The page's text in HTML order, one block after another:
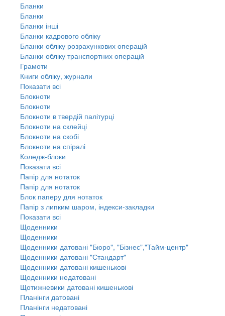
Бланки
Бланки
Бланки інші
Бланки кадрового обліку
Бланки обліку розрахункових операцій
Бланки обліку транспортних операцій
Грамоти
Книги обліку, журнали
Показати всі
Блокноти
Блокноти
Блокноти в твердій палітурці
Блокноти на склейці
Блокноти на скобі
Блокноти на спіралі
Коледж-блоки
Показати всі
Папір для нотаток
Папір для нотаток
Блок паперу для нотаток
Папір з липким шаром, індекси-закладки
Показати всі
Щоденники
Щоденники
Щоденники датовані "Бюро", "Бізнес","Тайм-центр"
Щоденники датовані "Стандарт"
Щоденники датовані кишенькові
Щоденники недатовані
Щотижневики датовані кишенькові
Планінги датовані
Планінги недатовані